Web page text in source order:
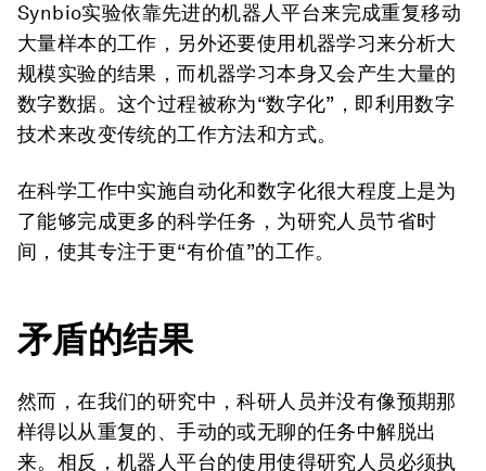
Synbio实验依靠先进的机器人平台来完成重复移动
大量样本的工作，另外还要使用机器学习来分析大
规模实验的结果，而机器学习本身又会产生大量的
数字数据。这个过程被称为“数字化”，即利用数字
技术来改变传统的工作方法和方式。
在科学工作中实施自动化和数字化很大程度上是为
了能够完成更多的科学任务，为研究人员节省时
间，使其专注于更“有价值”的工作。
矛盾的结果
然而，在我们的研究中，科研人员并没有像预期那
样得以从重复的、手动的或无聊的任务中解脱出
来。相反，机器人平台的使用使得研究人员必须执